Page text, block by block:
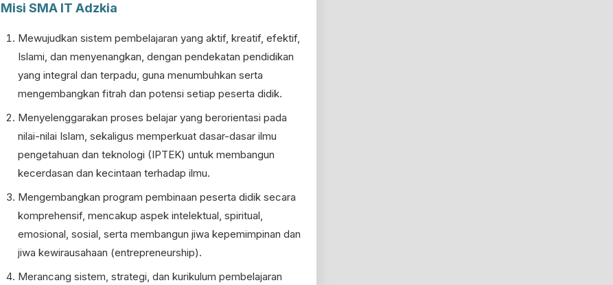
Misi SMA IT Adzkia
Mewujudkan sistem pembelajaran yang aktif, kreatif, efektif,
Islami, dan menyenangkan, dengan pendekatan pendidikan
yang integral dan terpadu, guna menumbuhkan serta
mengembangkan fitrah dan potensi setiap peserta didik.
Menyelenggarakan proses belajar yang berorientasi pada
nilai-nilai Islam, sekaligus memperkuat dasar-dasar ilmu
pengetahuan dan teknologi (IPTEK) untuk membangun
kecerdasan dan kecintaan terhadap ilmu.
Mengembangkan program pembinaan peserta didik secara
komprehensif, mencakup aspek intelektual, spiritual,
emosional, sosial, serta membangun jiwa kepemimpinan dan
jiwa kewirausahaan (entrepreneurship).
Merancang sistem, strategi, dan kurikulum pembelajaran